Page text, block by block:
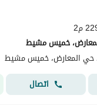
م2
خميس مشيط
حي المعارض، خميس مشيط
اتصال